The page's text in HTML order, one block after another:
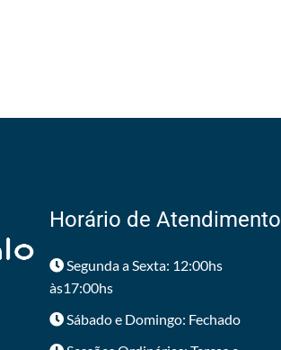
Horário de Atendimento
Segunda a Sexta: 12:00hs
às17:00hs
Sábado e Domingo: Fechado